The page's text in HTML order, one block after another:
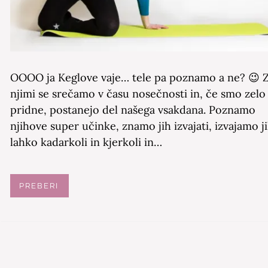
OOOO ja Keglove vaje… tele pa poznamo a ne? 😉
njimi se srečamo v času nosečnosti in, če smo zelo
pridne, postanejo del našega vsakdana. Poznamo
njihove super učinke, znamo jih izvajati, izvajamo
lahko kadarkoli in kjerkoli in…
PREBERI